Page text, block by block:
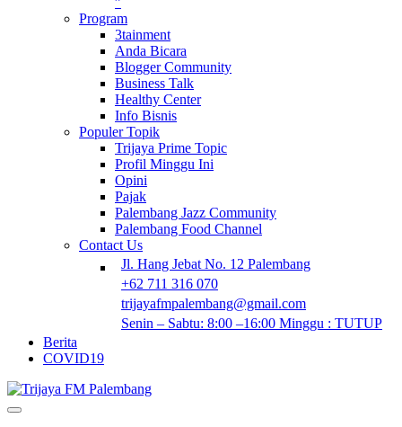
Program
3tainment
Anda Bicara
Blogger Community
Business Talk
Healthy Center
Info Bisnis
Populer Topik
Trijaya Prime Topic
Profil Minggu Ini
Opini
Pajak
Palembang Jazz Community
Palembang Food Channel
Contact Us
Jl. Hang Jebat No. 12 Palembang
+62 711 316 070
trijayafmpalembang@gmail.com
Senin – Sabtu: 8:00 –16:00 Minggu : TUTUP
Berita
COVID19